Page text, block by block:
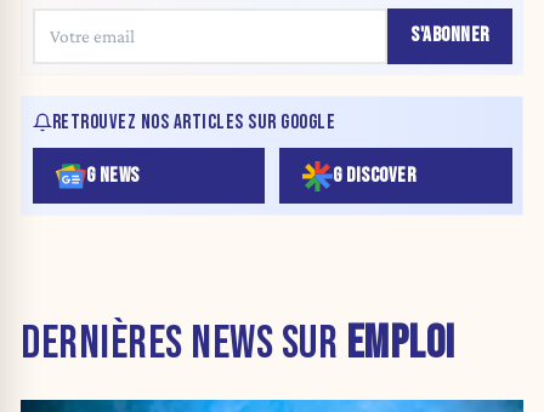
S'ABONNER
RETROUVEZ NOS ARTICLES SUR GOOGLE
G NEWS G DISCOVER
DERNIÈRES NEWS SUR EMPLOI